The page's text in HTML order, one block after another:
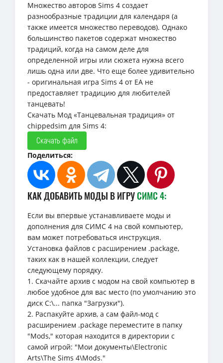
Множество авторов Sims 4 создает
разнообразные традиции для календаря (а
также имеется множество переводов). Однако
большинство пакетов содержат множество
традиций, когда на самом деле для
определенной игры или сюжета нужна всего
лишь одна или две. Что еще более удивительно
- оригинальная игра Sims 4 от EA не
предоставляет традицию для любителей
танцевать!
Скачать Мод «Танцевальная традиция» от
chippedsim для Sims 4:
Скачать файл
Поделиться:
КАК ДОБАВИТЬ МОДЫ В ИГРУСИМС 4:
Если вы впервые устанавливаете моды и
дополнения для СИМС 4 на свой компьютер,
вам может потребоваться инструкция.
Установка файлов с расширением .package,
таких как в нашей коллекции, следует
следующему порядку.
1. Скачайте архив с модом на свой компьютер в
любое удобное для вас место (по умолчанию это
диск C:\... папка "Загрузки").
2. Распакуйте архив, а сам файл-мод с
расширением .package переместите в папку
"Mods," которая находится в директории с
самой игрой: "Мои документы\Electronic
Arts\The Sims 4\Mods."